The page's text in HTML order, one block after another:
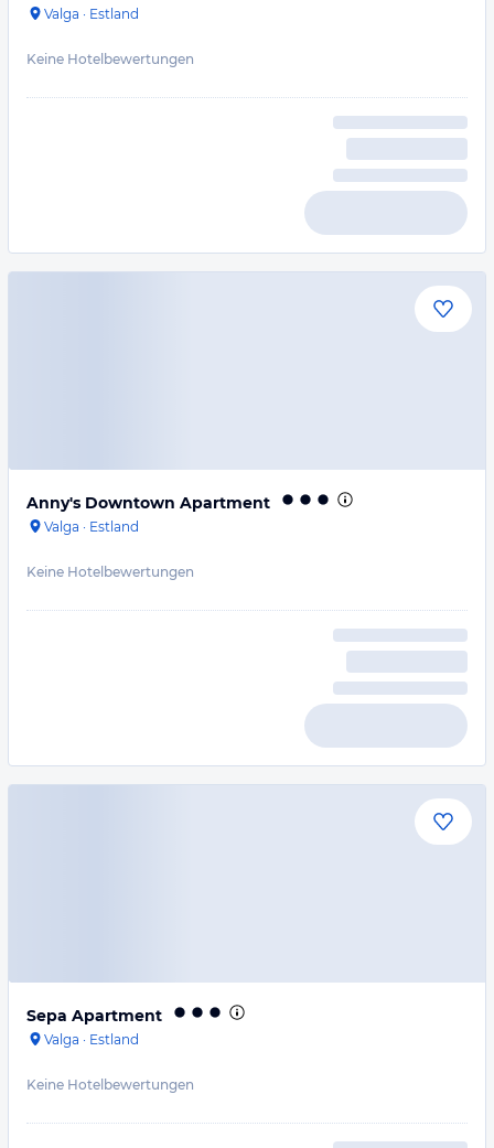
Valga · Estland
Keine Hotelbewertungen
Anny's Downtown Apartment
Valga · Estland
Keine Hotelbewertungen
Sepa Apartment
Valga · Estland
Keine Hotelbewertungen